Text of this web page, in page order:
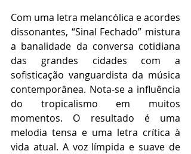
Com uma letra melancólica e acordes
dissonantes, “Sinal Fechado” mistura
a banalidade da conversa cotidiana
das grandes cidades com a
sofisticação vanguardista da música
contemporânea. Nota-se a influência
do tropicalismo em muitos
momentos. O resultado é uma
melodia tensa e uma letra crítica à
vida atual. A voz límpida e suave de